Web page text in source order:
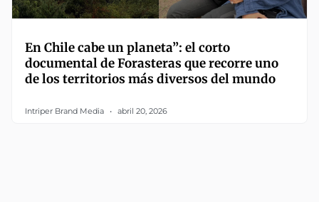
En Chile cabe un planeta”: el corto
documental de Forasteras que recorre uno
de los territorios más diversos del mundo
Intriper Brand Media abril 20, 2026